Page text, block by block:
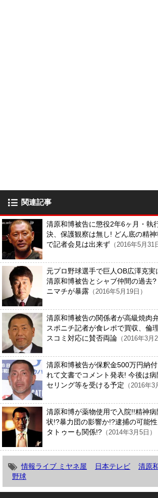
関連記事
清原和博被告に懲役2年6ヶ月・執
決、保護観察は無し! どん底の精
で記者会見は出来ず （2016年5月31
元プロ野球選手で巨人OB広澤克
清原和博被告とシャブ仲間の過去
ニマチが暴露 （2016年5月19日）
清原和博被告の関係者が高級焼肉
スポニチ記者が食レポで買収、倫
スコミ対応に賛否両論 （2016年3月
清原和博被告が保釈金500万円納
れて文書でコメント発表! 今後は
セリング等を受ける予定 （2016年3
清原和博が薬物使用で入院!!精神
状!?暴力団の影響か!?逮捕の可能
タトゥーも関係!? （2014年3月5日）
情報ライブ ミヤネ屋 日本テレビ 清原
野球